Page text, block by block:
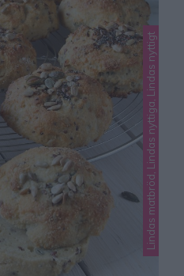
Lindas matbröd, Lindas nyttiga, Lindas nyttigt